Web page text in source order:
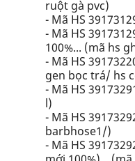
ruột gà pvc)
- Mã HS
- Mã HS
100%... (mã hs
- Mã HS
gen bọc trá/ hs
- Mã HS
l)
- Mã HS
barbhose1/)
- Mã HS